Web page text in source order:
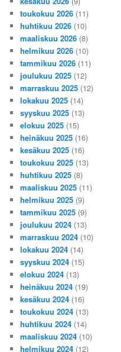
toukokuu 2026 (11)
huhtikuu 2026 (10)
maaliskuu 2026 (8)
helmikuu 2026 (10)
tammikuu 2026 (11)
joulukuu 2025 (12)
marraskuu 2025 (12)
lokakuu 2025 (14)
syyskuu 2025 (13)
elokuu 2025 (15)
heinäkuu 2025 (16)
kesäkuu 2025 (16)
toukokuu 2025 (13)
huhtikuu 2025 (8)
maaliskuu 2025 (11)
helmikuu 2025 (9)
tammikuu 2025 (9)
joulukuu 2024 (13)
marraskuu 2024 (10)
lokakuu 2024 (14)
syyskuu 2024 (15)
elokuu 2024 (13)
heinäkuu 2024 (19)
kesäkuu 2024 (16)
toukokuu 2024 (13)
huhtikuu 2024 (14)
maaliskuu 2024 (10)
helmikuu 2024 (12)